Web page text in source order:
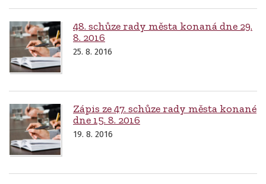
48. schůze rady města konaná dne 29.
8. 2016
25. 8. 2016
Zápis ze 47. schůze rady města konané
dne 15. 8. 2016
19. 8. 2016